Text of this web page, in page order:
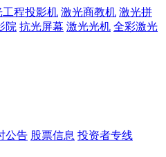
工程投影机 激光商教机 激光拼
院 抗光屏幕 激光光机 全彩激光
公告 股票信息 投资者专线